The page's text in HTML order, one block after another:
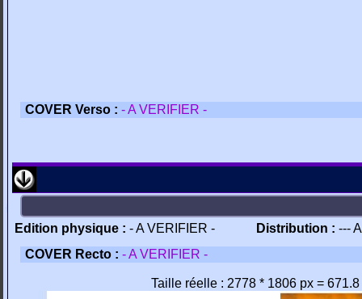
COVER Verso : - A VERIFIER -
Edition physique : - A VERIFIER - Distribution : ---
COVER Recto : - A VERIFIER -
Taille réelle : 2778 * 1806 px =